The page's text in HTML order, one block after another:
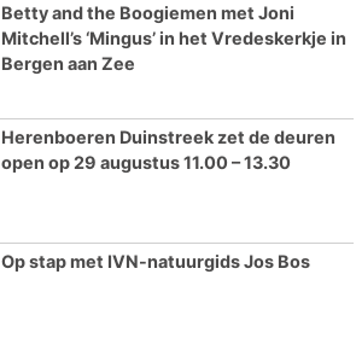
Betty and the Boogiemen met Joni
Mitchell’s ‘Mingus’ in het Vredeskerkje in
Bergen aan Zee
Herenboeren Duinstreek zet de deuren
open op 29 augustus 11.00 – 13.30
Op stap met IVN-natuurgids Jos Bos